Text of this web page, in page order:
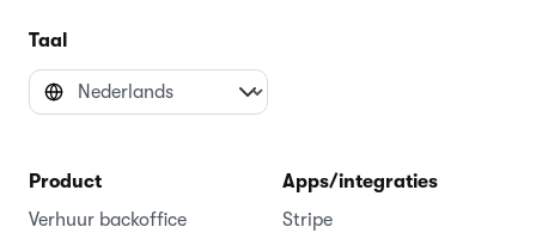
Taal
Product
Verhuur backoffice
Apps/integraties
Stripe